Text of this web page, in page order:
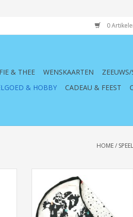
0
& THEE WENSKAARTEN
& HOBBY CADEAU & FEEST
HOME/
- Worldmap Play
TOEVOEGEN AAN WINKELWAGEN